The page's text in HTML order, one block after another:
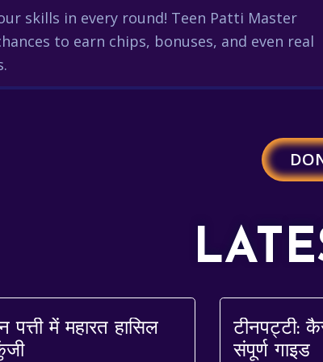
skills in every round! Teen Patti Master
to earn chips, bonuses, and even real
पत्ती में महारत हासिल
टीनपट्टी:
संपूर्ण गाइड